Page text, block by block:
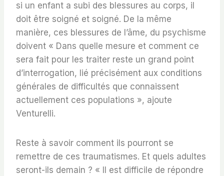
si un enfant a subi des blessures au corps, il
doit être soigné et soigné. De la même
manière, ces blessures de l’âme, du psychisme
doivent « Dans quelle mesure et comment ce
sera fait pour les traiter reste un grand point
d’interrogation, lié précisément aux conditions
générales de difficultés que connaissent
actuellement ces populations », ajoute
Venturelli.
Reste à savoir comment ils pourront se
remettre de ces traumatismes. Et quels adultes
seront-ils demain ? « Il est difficile de répondre